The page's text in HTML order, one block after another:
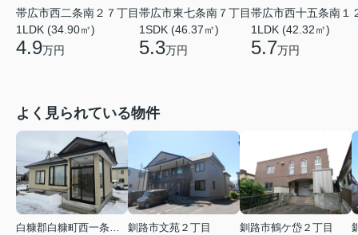
帯広市西二条南２７丁目
1LDK (34.90㎡)
4.9万円
帯広市東七条南７丁目
1SDK (46.37㎡)
5.3万円
帯広市西十五条南１
1LDK (42.32㎡)
5.7万円
よく見られている物件
白糠郡白糠町西一条南４丁目
釧路市文苑２丁目
釧路市鶴ケ岱２丁目